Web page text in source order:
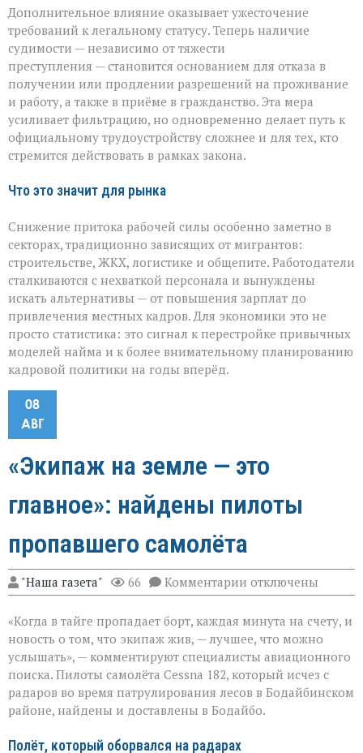
Дополнительное влияние оказывает ужесточение
требований к легальному статусу. Теперь наличие
судимости — независимо от тяжести
преступления — становится основанием для отказа в
получении или продлении разрешений на проживание
и работу, а также в приёме в гражданство. Эта мера
усиливает фильтрацию, но одновременно делает путь к
официальному трудоустройству сложнее и для тех, кто
стремится действовать в рамках закона.
Что это значит для рынка
Снижение притока рабочей силы особенно заметно в
секторах, традиционно зависящих от мигрантов:
строительстве, ЖКХ, логистике и общепите. Работодатели
сталкиваются с нехваткой персонала и вынуждены
искать альтернативы — от повышения зарплат до
привлечения местных кадров. Для экономики это не
просто статистика: это сигнал к перестройке привычных
моделей найма и к более внимательному планированию
кадровой политики на годы вперёд.
08
АВГ
«Экипаж на земле — это
главное»: найдены пилоты
пропавшего самолёта
"Наша газета" 66 Комментарии к
записи
на
земле — это
главное»:
найдены
пилоты
пропавшего
самолёта
отключены
«Когда в тайге пропадает борт, каждая минута на счету, и
новость о том, что экипаж жив, — лучшее, что можно
услышать», — комментируют специалисты авиационного
поиска. Пилоты самолёта Cessna 182, который исчез с
радаров во время патрулирования лесов в Бодайбинском
районе, найдены и доставлены в Бодайбо.
Полёт, который оборвался на радарах